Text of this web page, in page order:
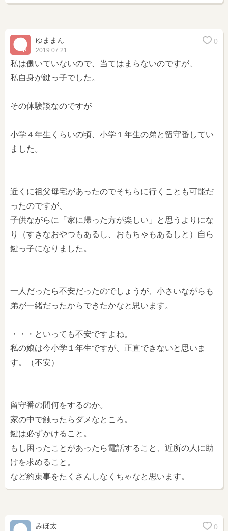
ゆままん
2019.07.21
0
私は働いていないので、当てはまらないのですが、
私自身が鍵っ子でした。
その体験談なのですが
小学４年生くらいの頃、小学１年生の弟と留守番してい
ました。
近くに祖父母宅があったのでそちらに行くことも可能だ
ったのですが、
子供ながらに「家に帰った方が楽しい」と思うよりにな
り（すきなおやつもあるし、おもちゃもあるしと）自ら
鍵っ子になりました。
一人だったら不安だったのでしょうが、小さいながらも
弟が一緒だったからできたかなと思います。
・・・といっても不安ですよね。
私の娘は今小学１年生ですが、正直できないと思いま
す。（不安）
留守番の間何をするのか。
家の中で触ったらダメなところ。
鍵は必ずかけること。
もし困ったことがあったら電話すること、近所の人に助
けを求めること。
など約束事をたくさんしなくちゃなと思います。
みほ太 0